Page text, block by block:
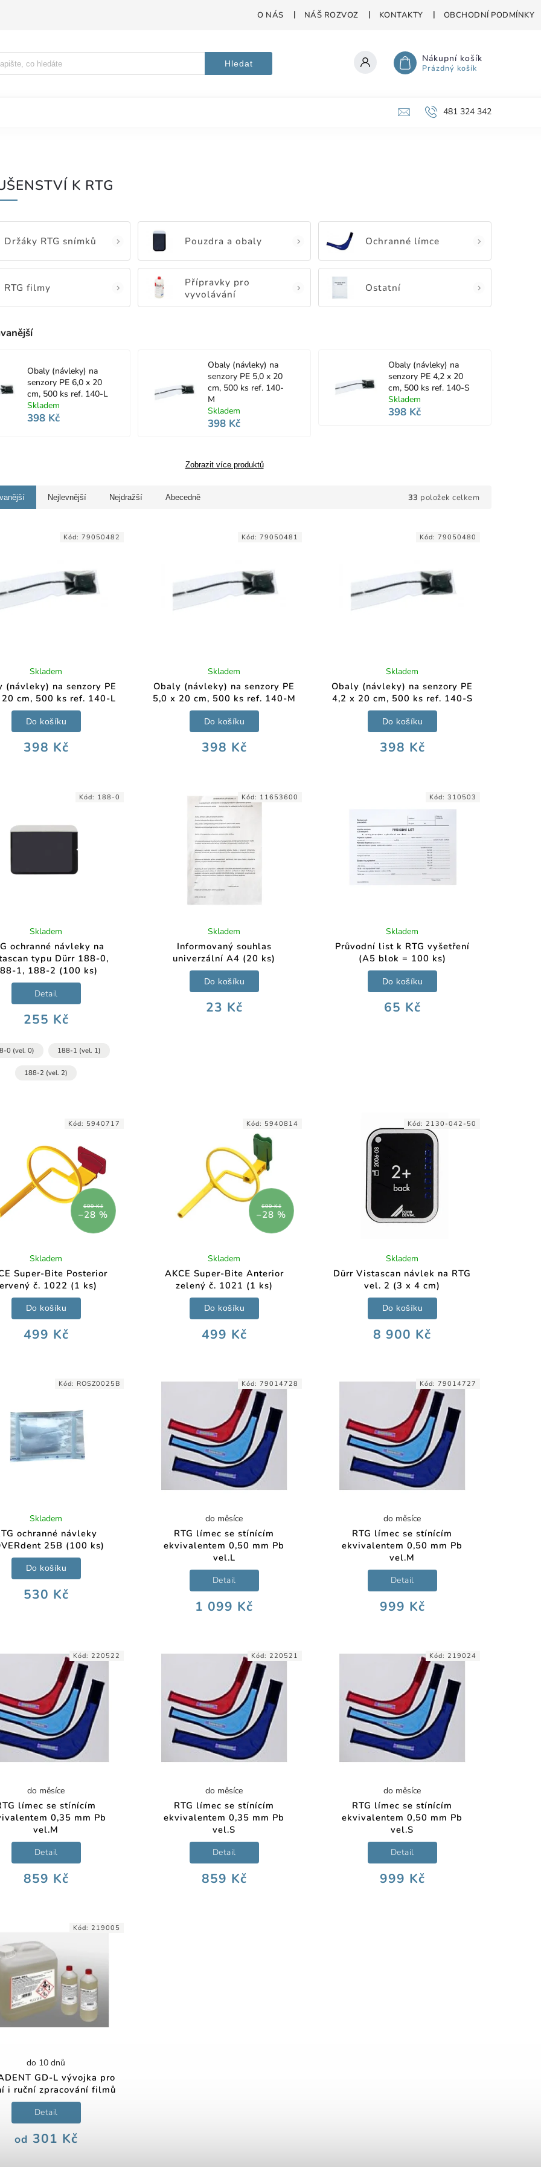
O NÁS NÁŠ ROZVOZ KONTAKTY OBCHODNÍ PODMÍNKY
Hledat Nákupní košík
Prázdný košík
481 324 342
K RTG
Držáky RTG snímků Pouzdra a obaly Ochranné límce
RTG filmy
Přípravky pro
vyvolávání
Ostatní
Obaly (návleky) na
senzory PE 6,0 x 20
cm, 500 ks ref. 140-L
Skladem
398 Kč
Obaly (návleky) na
senzory PE 5,0 x 20
cm, 500 ks ref. 140-
M
Skladem
398 Kč
Obaly (návleky) na
senzory PE 4,2 x 20
cm, 500 ks ref. 140-S
Skladem
398 Kč
Zobrazit více produktů
Nejlevnější Nejdražší Abecedně 33 položek celkem
(návleky) na senzory PE
cm, 500 ks ref. 140-L
Skladem
398 Kč
Do košíku
Kód:79050482
Obaly (návleky) na senzory PE
5,0 x 20 cm, 500 ks ref. 140-M
Skladem
398 Kč
Do košíku
Kód:79050481
Obaly (návleky) na senzory PE
4,2 x 20 cm, 500 ks ref. 140-S
Skladem
398 Kč
Do košíku
Kód:79050480
ochranné návleky na
typu Dürr 188-0,
1, 188-2 (100 ks)
Skladem
255 Kč
Detail
0 (vel. 0) 188-1 (vel. 1)
188-2 (vel. 2)
Kód: 188-0
Informovaný souhlas
univerzální A4 (20 ks)
Skladem
23 Kč
Do košíku
Kód: 11653600
Průvodní list k RTG vyšetření
(A5 blok = 100 ks)
Skladem
65 Kč
Do košíku
Kód:310503
699 Kč
–28 %
Super-Bite Posterior
č. 1022 (1 ks)
Skladem
499 Kč
Do košíku
Kód: 5940717
699 Kč
–28 %
AKCE Super-Bite Anterior
zelený č. 1021 (1 ks)
Skladem
499 Kč
Do košíku
Kód: 5940814
Dürr Vistascan návlek na RTG
vel. 2 (3 x 4 cm)
Skladem
8 900 Kč
Do košíku
Kód:2130-042-50
ochranné návleky
25B (100 ks)
Skladem
530 Kč
Do košíku
Kód: ROSZ0025B
RTG límec se stínícím
ekvivalentem 0,50 mm Pb
vel.L
do měsíce
1 099 Kč
Detail
Kód:79014728
RTG límec se stínícím
ekvivalentem 0,50 mm Pb
vel.M
do měsíce
999 Kč
Detail
Kód:79014727
límec se stínícím
0,35 mm Pb
vel.M
do měsíce
859 Kč
Detail
Kód:220522
RTG límec se stínícím
ekvivalentem 0,35 mm Pb
vel.S
do měsíce
859 Kč
Detail
Kód:220521
RTG límec se stínícím
ekvivalentem 0,50 mm Pb
vel.S
do měsíce
999 Kč
Detail
Kód:219024
GD-L vývojka pro
i ruční zpracování filmů
do 10 dnů
od 301 Kč
Detail
Kód:219005